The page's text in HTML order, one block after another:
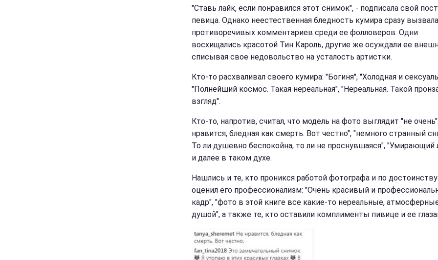
"Ставь лайк, если понравился этот снимок", - подписала свой пост
певица. Однако неестественная бледность кумира сразу
противоречивых комментариев среди ее фолловеров. Одни
восхищались красотой Тин Кароль, другие же осуждали ее
списывая свое недовольство на усталость артистки.
Кто-то расхваливал своего кумира: "Богиня", "Холодная и
"Полнейший космос. Такая нереальная", "Нереальная. Такой
взгляд".
Кто-то, напротив, считал, что модель на фото выглядит "не
нравится, бледная как смерть. Вот честно", "немного странный
То ли душевно беспокойна, то ли не проснувшаяся", "Умирающий
и далее в таком духе.
Нашлись и те, кто проникся работой фотографа и по достоинству
оценил его профессионализм: "Очень красивый и
кадр", "фото в этой книге все какие-то нереальные,
душой", а также те, кто оставили комплименты пивице и ее